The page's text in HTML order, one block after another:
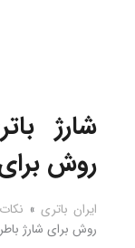
روش
ایران باتری »
روش برای شارژ